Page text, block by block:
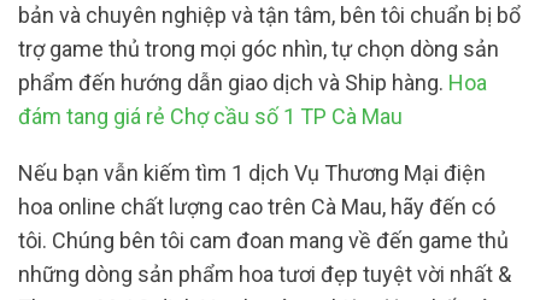
bản và chuyên nghiệp và tận tâm, bên tôi chuẩn bị bổ
trợ game thủ trong mọi góc nhìn, tự chọn dòng sản
phẩm đến hướng dẫn giao dịch và Ship hàng. Hoa
đám tang giá rẻ Chợ cầu số 1 TP Cà Mau
Nếu bạn vẫn kiếm tìm 1 dịch Vụ Thương Mại điện
hoa online chất lượng cao trên Cà Mau, hãy đến có
tôi. Chúng bên tôi cam đoan mang về đến game thủ
những dòng sản phẩm hoa tươi đẹp tuyệt vời nhất &